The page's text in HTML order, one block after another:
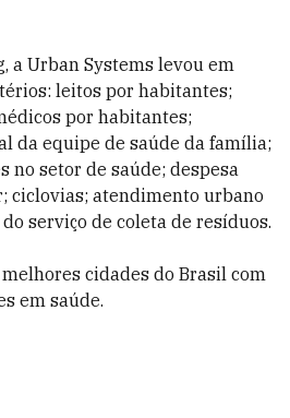
a Urban Systems levou em
leitos por habitantes;
por habitantes;
da equipe de saúde da família;
no setor de saúde; despesa
ciclovias; atendimento urbano
serviço de coleta de resíduos.
cidades do Brasil com
em saúde.